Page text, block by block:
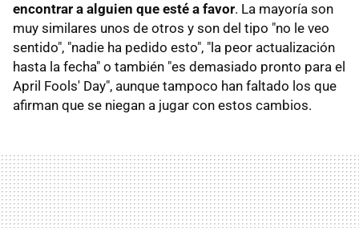
encontrar a alguien que esté a favor. La mayoría son
muy similares unos de otros y son del tipo "no le veo
sentido", "nadie ha pedido esto", "la peor actualización
hasta la fecha" o también "es demasiado pronto para el
April Fools' Day", aunque tampoco han faltado los que
afirman que se niegan a jugar con estos cambios.